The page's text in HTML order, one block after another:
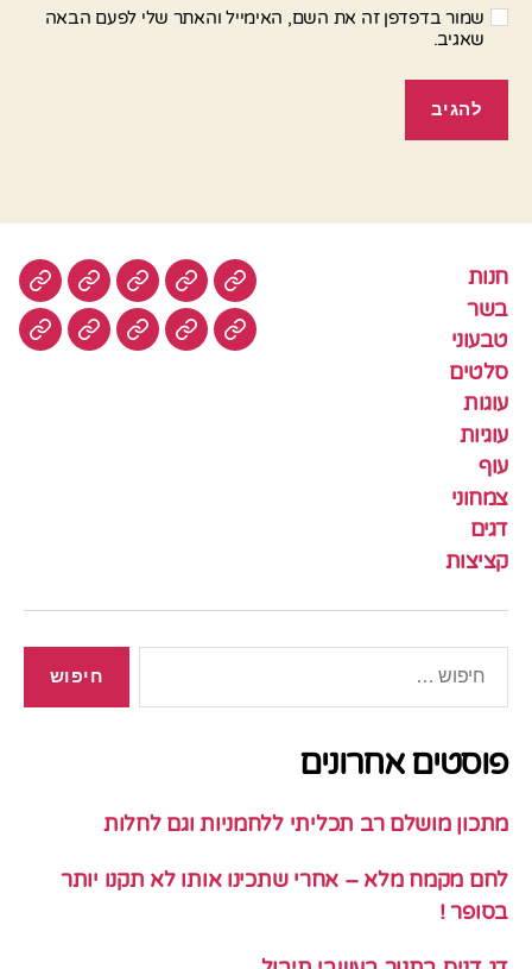
שמור בדפדפן זה את השם, האימייל והאתר שלי לפעם הבאה
שאגיב.
חנות
בשר
טבעוני
סלטים
עוגות
עוגיות
עוף
צמחוני
דגים
קציצות
חנות בשר טבעוניסלטים
עוגיותעוף צמחונידגים
פוסטים אחרונים
מתכון מושלם רב תכליתי ללחמניות וגם לחלות
לחם מקמח מלא – אחרי שתכינו אותו לא תקנו יותר
בסופר !